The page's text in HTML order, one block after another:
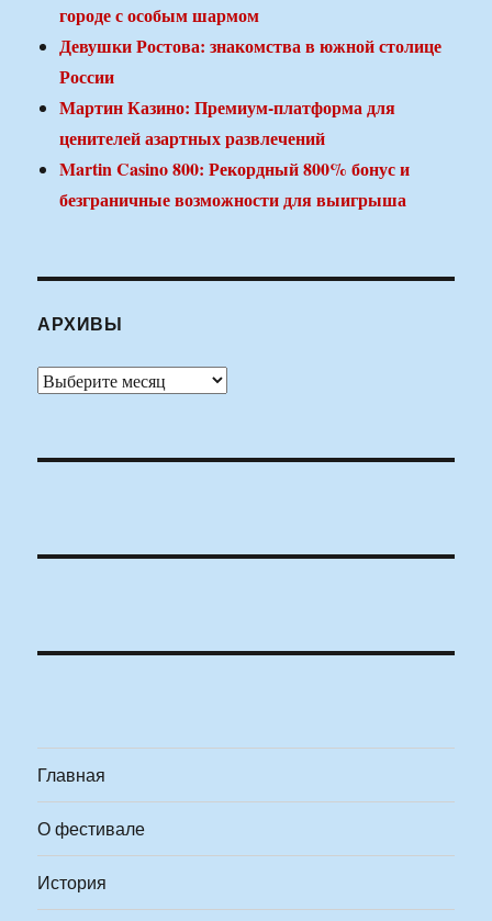
городе с особым шармом
Девушки Ростова: знакомства в южной столице
России
Мартин Казино: Премиум-платформа для
ценителей азартных развлечений
Martin Casino 800: Рекордный 800% бонус и
безграничные возможности для выигрыша
АРХИВЫ
Архивы
Главная
О фестивале
История